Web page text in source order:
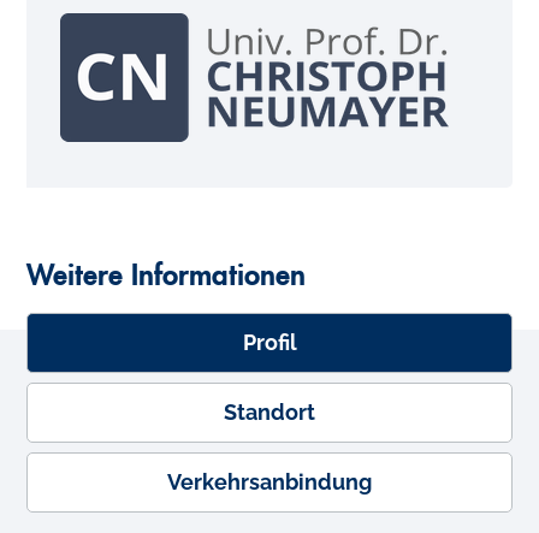
Weitere Informationen
Profil
Standort
Verkehrsanbindung